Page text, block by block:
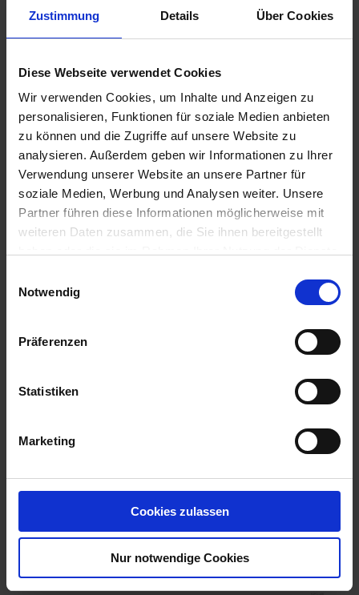
Zustimmung Details Über Cookies
Diese Webseite verwendet Cookies
Wir verwenden Cookies, um Inhalte und Anzeigen zu
personalisieren, Funktionen für soziale Medien anbieten
zu können und die Zugriffe auf unsere Website zu
analysieren. Außerdem geben wir Informationen zu Ihrer
Verwendung unserer Website an unsere Partner für
soziale Medien, Werbung und Analysen weiter. Unsere
Partner führen diese Informationen möglicherweise mit
weiteren Daten zusammen, die Sie ihnen bereitgestellt
Notwendig
Präferenzen
Statistiken
Marketing
Cookies zulassen
Nur notwendige Cookies
Normi Kälbermilch ASS Trigosal